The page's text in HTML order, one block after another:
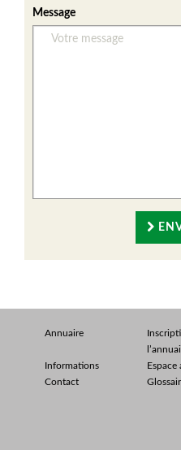
Message
Annuaire
Informations
Espace
Contact